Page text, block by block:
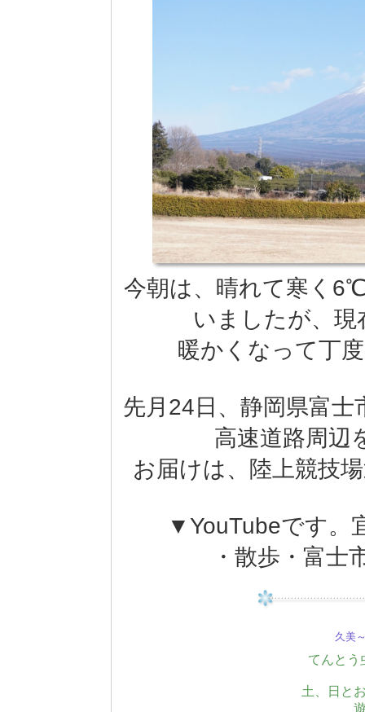
今朝は、晴れて寒く
いましたが、
暖かくなって丁
先月24日、静岡県富
高速道路周辺
お届けは、陸上競技
▼YouTubeです。
・散歩・富士
久美
てんと
土、日と